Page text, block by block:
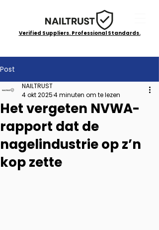
Verified Suppliers. Professional Standards.
Post
Het vergeten NVWA-
rapport dat de
nagelindustrie op z’n
kop zette
NAILTRUST
4 okt 20254 minuten om te lezen